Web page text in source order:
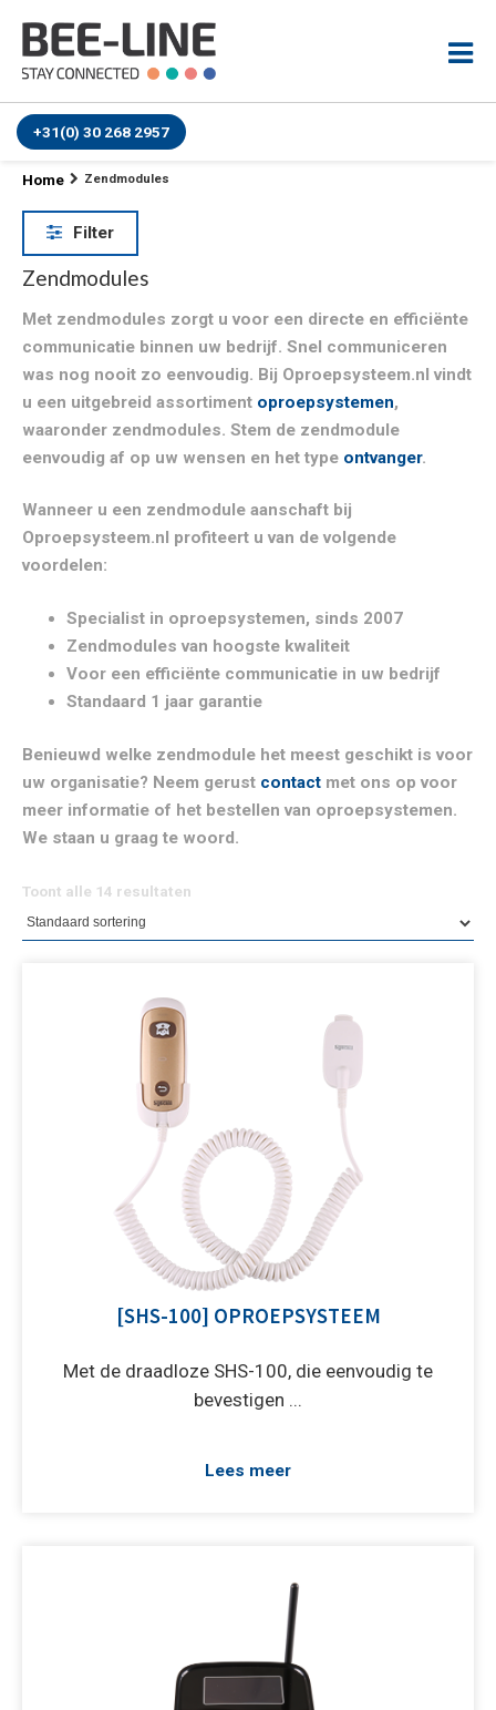
+31(0) 30 268 2957
Home Zendmodules
Filter
Zendmodules
Met zendmodules zorgt u voor een directe en efficiënte
communicatie binnen uw bedrijf. Snel communiceren
was nog nooit zo eenvoudig. Bij Oproepsysteem.nl vindt
u een uitgebreid assortiment oproepsystemen,
waaronder zendmodules. Stem de zendmodule
eenvoudig af op uw wensen en het type ontvanger.
Wanneer u een zendmodule aanschaft bij
Oproepsysteem.nl profiteert u van de volgende
voordelen:
Specialist in oproepsystemen, sinds 2007
Zendmodules van hoogste kwaliteit
Voor een efficiënte communicatie in uw bedrijf
Standaard 1 jaar garantie
Benieuwd welke zendmodule het meest geschikt is voor
uw organisatie? Neem gerust contact met ons op voor
meer informatie of het bestellen van oproepsystemen.
We staan u graag te woord.
Toont alle 14 resultaten
[SHS-100] OPROEPSYSTEEM
Met de draadloze SHS-100, die eenvoudig te
bevestigen ...
Lees meer